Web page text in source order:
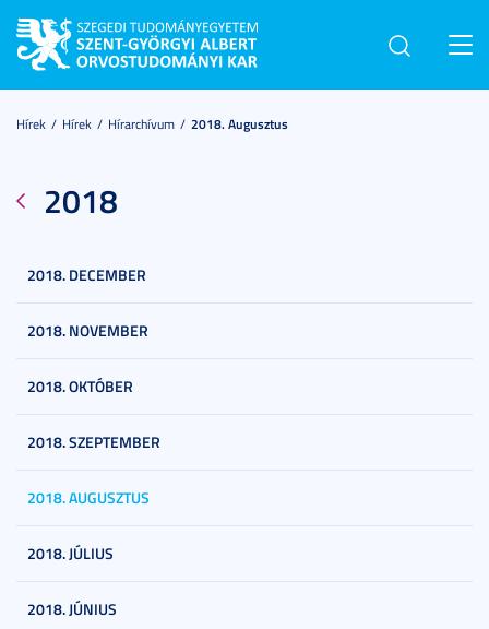
Hírek Hírek Hírarchívum 2018. Augusztus
2018
2018. DECEMBER
2018. NOVEMBER
2018. OKTÓBER
2018. SZEPTEMBER
2018. AUGUSZTUS
2018. JÚLIUS
2018. JÚNIUS